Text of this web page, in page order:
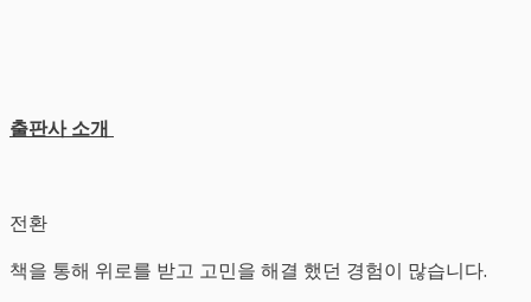
출판사 소개
전환
책을 통해 위로를 받고 고민을 해결 했던 경험이 많습니다.